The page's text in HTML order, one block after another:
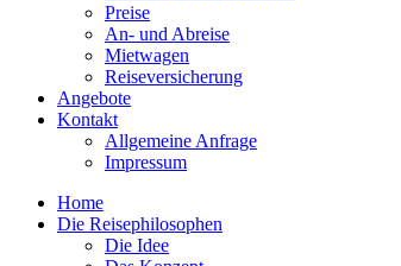
Preise
An- und Abreise
Mietwagen
Reiseversicherung
Angebote
Kontakt
Allgemeine Anfrage
Impressum
Home
Die Reisephilosophen
Die Idee